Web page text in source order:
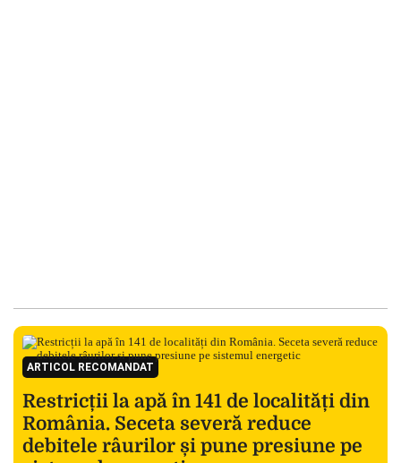
ARTICOL RECOMANDAT
Restricții la apă în 141 de localități din
România. Seceta severă reduce
debitele râurilor și pune presiune pe